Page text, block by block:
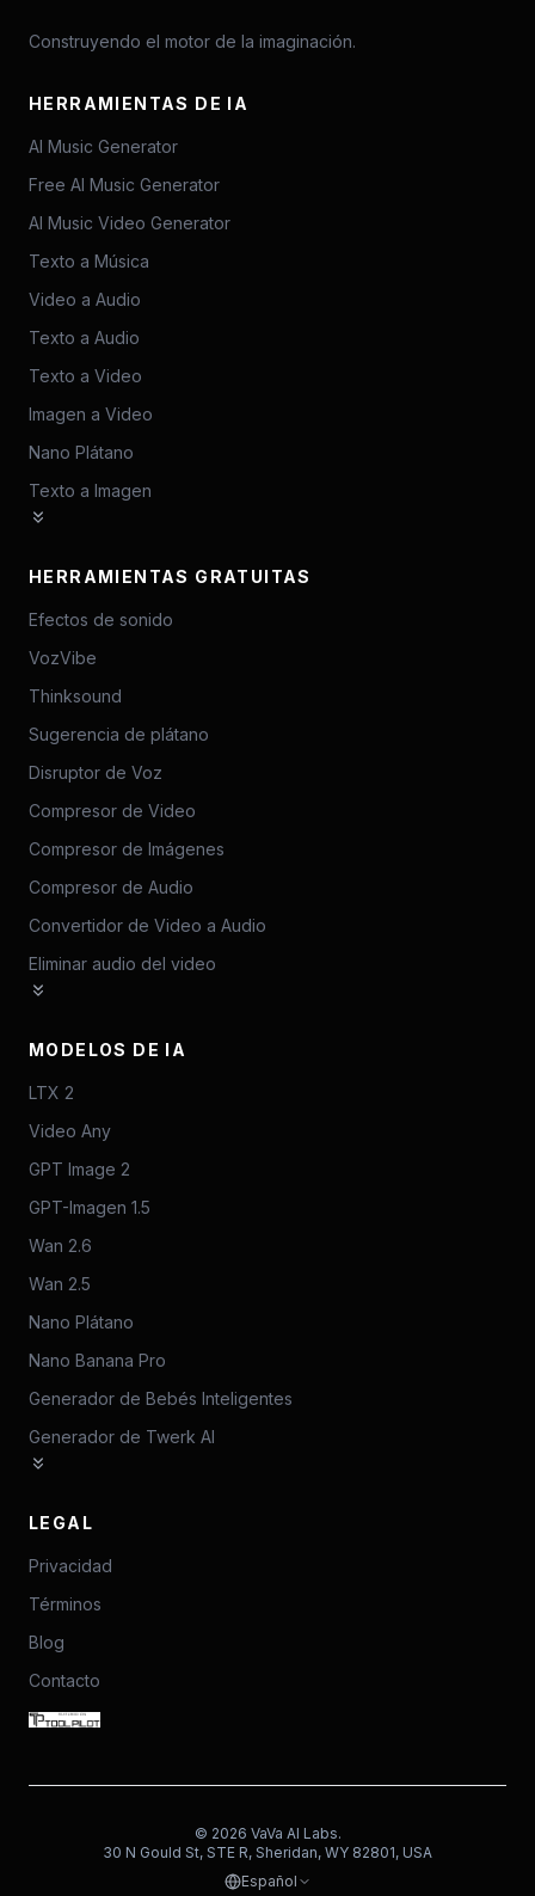
Construyendo el motor de la imaginación.
HERRAMIENTAS DE IA
AI Music Generator
Free AI Music Generator
AI Music Video Generator
Texto a Música
Video a Audio
Texto a Audio
Texto a Video
Imagen a Video
Nano Plátano
Texto a Imagen
HERRAMIENTAS GRATUITAS
Efectos de sonido
VozVibe
Thinksound
Sugerencia de plátano
Disruptor de Voz
Compresor de Video
Compresor de Imágenes
Compresor de Audio
Convertidor de Video a Audio
Eliminar audio del video
MODELOS DE IA
LTX 2
Video Any
GPT Image 2
GPT-Imagen 1.5
Wan 2.6
Wan 2.5
Nano Plátano
Nano Banana Pro
Generador de Bebés Inteligentes
Generador de Twerk AI
LEGAL
Privacidad
Términos
Blog
Contacto
© 2026 VaVa AI Labs.
30 N Gould St, STE R, Sheridan, WY 82801, USA
Español